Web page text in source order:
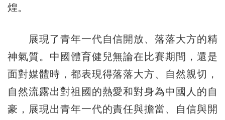
煌。
展現了青年一代自信開放、落落大方的精
神氣質。中國體育健兒無論在比賽期間，還是
面對媒體時，都表現得落落大方、自然親切，
自然流露出對祖國的熱愛和對身為中國人的自
豪，展現出青年一代的責任與擔當、自信與開